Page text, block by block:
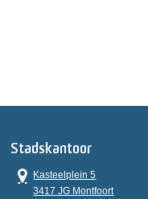
Stadskantoor
Kasteelplein 5
3417 JG Montfoort